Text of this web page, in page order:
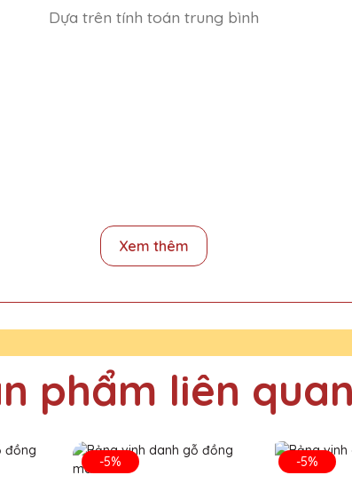
Dựa trên tính toán trung bình
Xuân, Hà NỘi
Xem thêm
phẩm liên
-5% -5%